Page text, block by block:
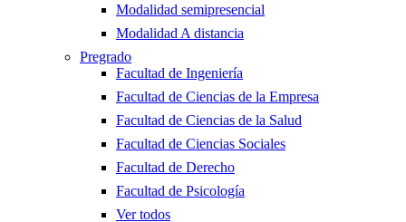
Modalidad semipresencial
Modalidad A distancia
Pregrado
Facultad de Ingeniería
Facultad de Ciencias de la Empresa
Facultad de Ciencias de la Salud
Facultad de Ciencias Sociales
Facultad de Derecho
Facultad de Psicología
Ver todos